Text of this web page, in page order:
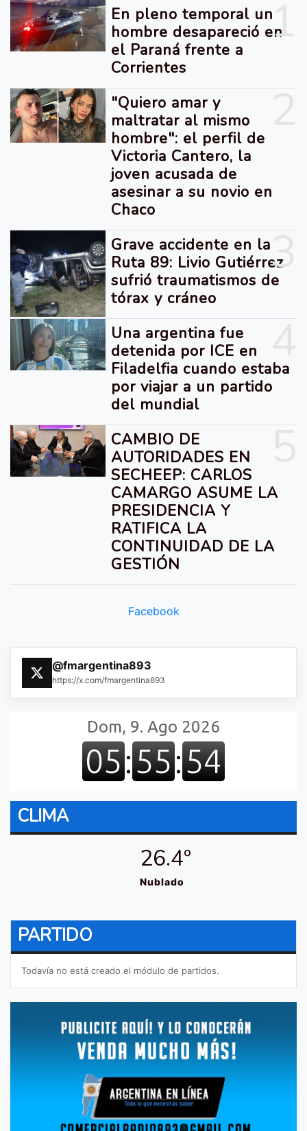
1
En pleno temporal un
hombre desapareció en
el Paraná frente a
Corrientes
"Quiero amar y
maltratar al mismo
hombre": el perfil de
Victoria Cantero, la
joven acusada de
asesinar a su novio en
Chaco
3
Grave accidente en la
Ruta 89: Livio Gutiérrez
sufrió traumatismos de
tórax y cráneo
Una argentina fue
detenida por ICE en
Filadelfia cuando estaba
por viajar a un partido
del mundial
CAMBIO DE
AUTORIDADES EN
SECHEEP: CARLOS
CAMARGO ASUME LA
PRESIDENCIA Y
RATIFICA LA
CONTINUIDAD DE LA
GESTIÓN
Facebook
@fmargentina893
https://x.com/fmargentina893
CLIMA
26.4º
Nublado
PARTIDO
Todavía no está creado el módulo de partidos.